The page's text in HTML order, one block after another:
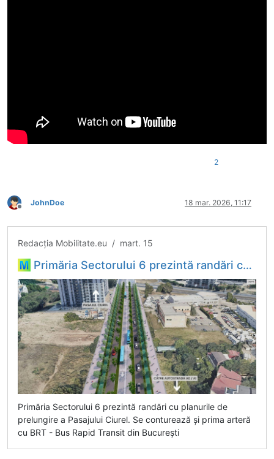
2
Deconectat
JohnDoe 18 mar. 2026, 11:17
Redacția Mobilitate.eu / mart. 15
Primăria Sectorului 6 prezintă randări cu planurile de prelungire a Pasajului Ciurel. Se conturează și prima arteră cu BRT - Bus Rapid Transit din București - Hubul tău de informații din domeniul...
Primăria Sectorului 6 prezintă randări cu planurile de
prelungire a Pasajului Ciurel. Se conturează și prima arteră
cu BRT - Bus Rapid Transit din București